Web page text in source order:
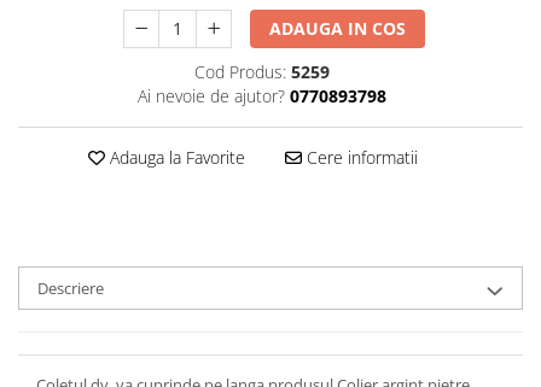
ADAUGA IN COS
Cod Produs: 5259
Ai nevoie de ajutor? 0770893798
Adauga la Favorite Cere informatii
Descriere